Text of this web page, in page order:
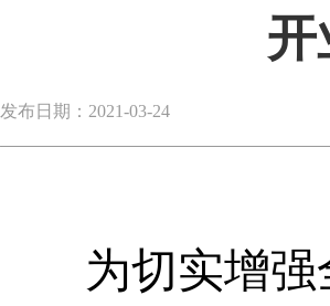
开
发布日期：2021-03-24
为切实增强